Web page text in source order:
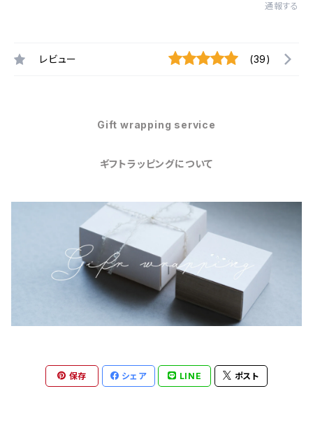
通報する
レビュー (39)
Gift wrapping service
ギフトラッピングについて
保存 シェア LINE ポスト